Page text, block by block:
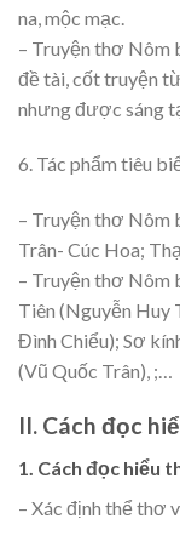
na, mộc mạc.
– Truyện thơ Nôm
đề tài, cốt truyện
nhưng được sáng
6. Tác phẩm tiêu
– Truyện thơ Nôm
Trân- Cúc Hoa;
– Truyện thơ Nôm
Tiên (Nguyễn Huy
Đình Chiểu); Sơ
(Vũ Quốc Trân), ;…
II. Cách đọc
1. Cách đọc hiểu
– Xác định thể thơ